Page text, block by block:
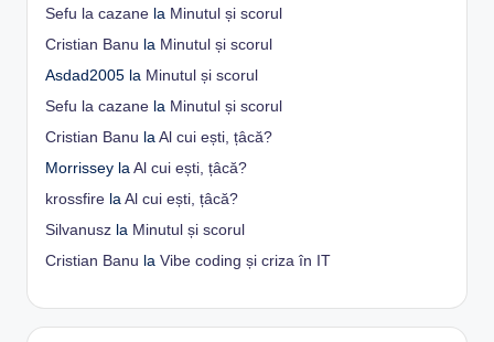
Sefu la cazane la Minutul și scorul
Cristian Banu la Minutul și scorul
Asdad2005 la Minutul și scorul
Sefu la cazane la Minutul și scorul
Cristian Banu la Al cui ești, țâcă?
Morrissey la Al cui ești, țâcă?
krossfire la Al cui ești, țâcă?
Silvanusz la Minutul și scorul
Cristian Banu la Vibe coding și criza în IT